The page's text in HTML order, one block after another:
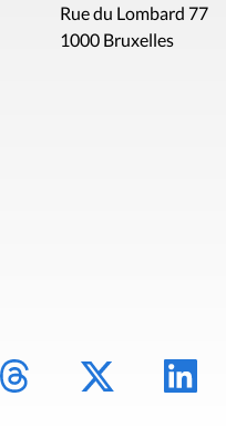
Rue du Lombard 77
1000 Bruxelles